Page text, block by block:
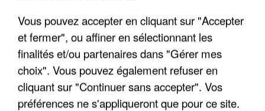
DE FAUNE SAUVAGE SONT...
Vous pouvez accepter en cliquant sur "Accepter
et fermer", ou affiner en sélectionnant les
finalités et/ou partenaires dans "Gérer mes
choix". Vous pouvez également refuser en
cliquant sur "Continuer sans accepter". Vos
préférences ne s'appliqueront que pour ce site.